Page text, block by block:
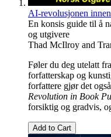
AI-revolusjonen
En konsis guide til å
og utgivere
Thad McIlroy and
Føler du deg utelatt
forfatterskap og
forfattere gjør det
Revolution in Book
forsiktig og gradvis,
Add to Cart